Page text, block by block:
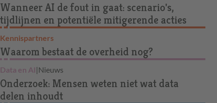
Wanneer AI de fout in gaat: scenario's,
tijdlijnen en potentiële mitigerende acties
Kennispartners
Waarom bestaat de overheid nog?
Data en AI |Nieuws
Onderzoek: Mensen weten niet wat data
delen inhoudt